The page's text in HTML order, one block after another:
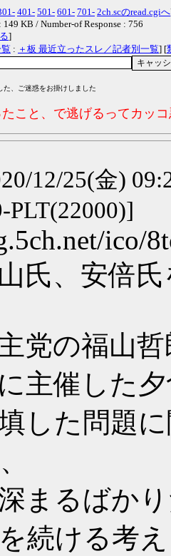
401- 501- 601- 701- 2ch.scのread.cgiへ
KB / Number-of Response : 756
]
: ＋板 最近立ったスレ／記者別一覧] [
た、ご迷惑をお掛けしました
こと、で逃げるってカッ
12/25(金)
PLT(22000)]
ico/
氏、安倍
党の福山哲
主催した
した問題
深まるばか
続ける考